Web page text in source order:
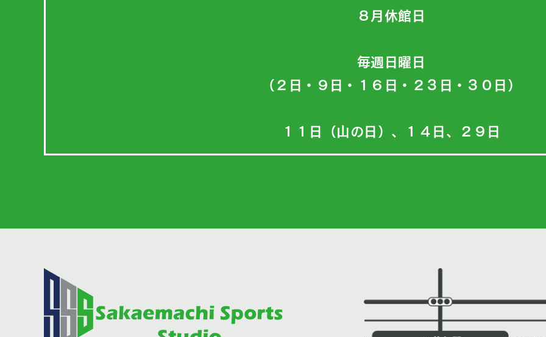
８月休館日
毎週日曜日
（２日・９日・１６日・２３日・３０日）
１１日（山の日）、１４日、２９日